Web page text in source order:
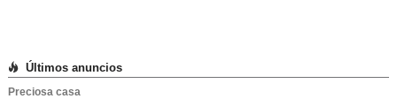
Últimos anuncios
Preciosa casa